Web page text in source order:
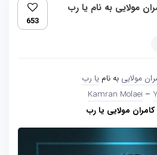
مولایی به نام یا رب
653
مولایی به نام یا رب
Kamran Molaei –
مولایی یا رب